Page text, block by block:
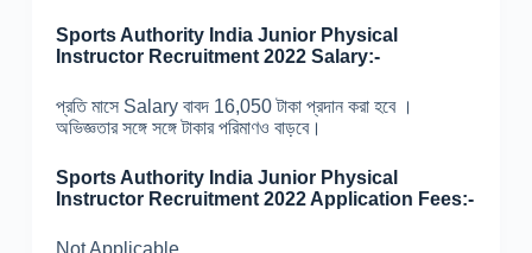
Sports Authority India Junior Physical
Instructor Recruitment 2022 Salary:-
প্রতি মাসে Salary বাবদ 16,050 টাকা প্রদান করা হবে ।
অভিজ্ঞতার সঙ্গে সঙ্গে টাকার পরিমাণও বাড়বে।
Sports Authority India Junior Physical
Instructor Recruitment 2022 Application Fees:-
Not Applicable